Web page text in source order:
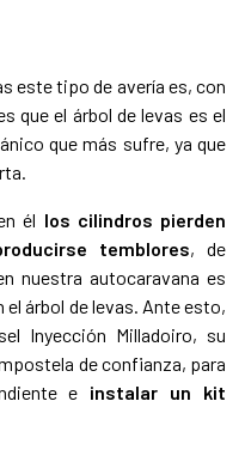
este tipo de avería es, con
que el árbol de levas es el
que más sufre, ya que
él los cilindros pierden
temblores, de
nuestra autocaravana es
el árbol de levas. Ante esto,
Inyección Milladoiro, su
de confianza, para
e instalar un kit